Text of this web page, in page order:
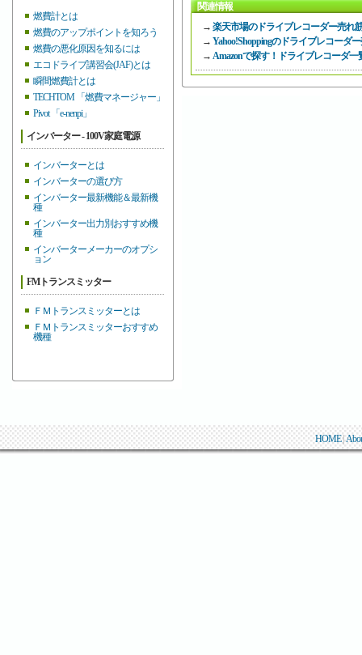
燃費計とは
燃費のアップポイントを知ろう
燃費の悪化原因を知るには
エコドライブ講習会(JAF)とは
瞬間燃費計とは
TECHTOM 「燃費マネージャー」
Pivot 「e-nenpi」
インバーター - 100V家庭電源
インバーターとは
インバーターの選び方
インバーター最新機能＆最新機
種
インバーター出力別おすすめ機
種
インバーターメーカーのオプシ
ョン
FMトランスミッター
ＦＭトランスミッターとは
ＦＭトランスミッターおすすめ
機種
関連情報
→ 楽天市場のドライブレコーダー売れ
→ Yahoo!Shoppingのドライブレコーダ
→ Amazonで探す！ドライブレコーダ一
HOME|